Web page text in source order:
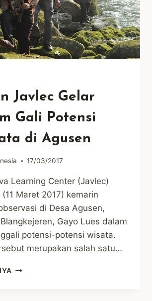
Javlec Gelar
Gali Potensi
di Agusen
17/03/2017
Learning Center (Javlec)
Maret 2017) kemarin
di Desa Agusen,
Gayo Lues dalam
potensi-potensi wisata.
merupakan salah satu…
YAYASAN